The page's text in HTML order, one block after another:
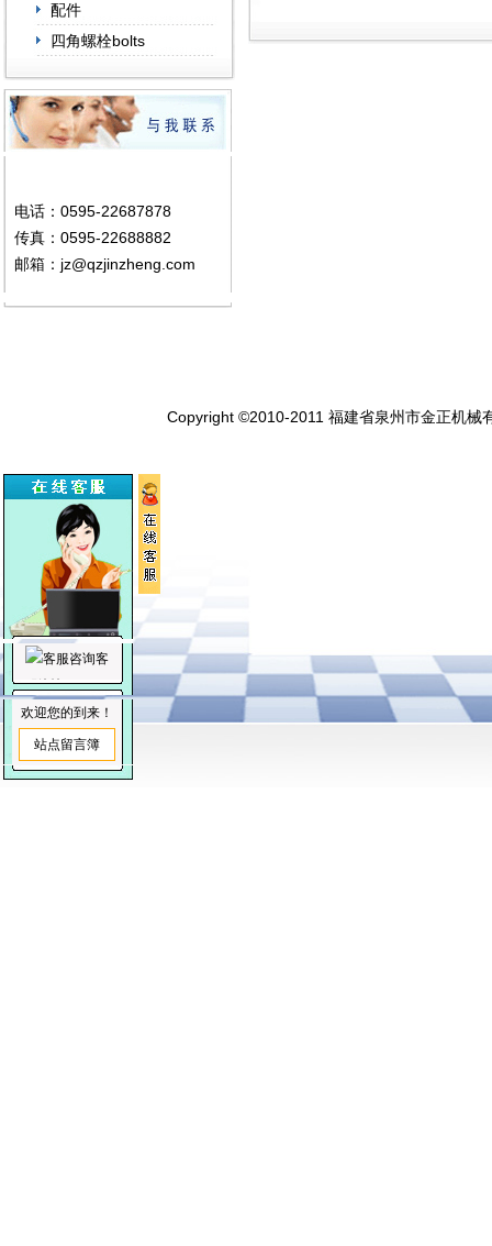
配件
四角螺栓bolts
电话：0595-22687878
传真：0595-22688882
邮箱：jz@qzjinzheng.com
Copyright ©2010-2011 福建省泉州市金正机
客
服咨询
欢迎您的到来！
站点留言簿